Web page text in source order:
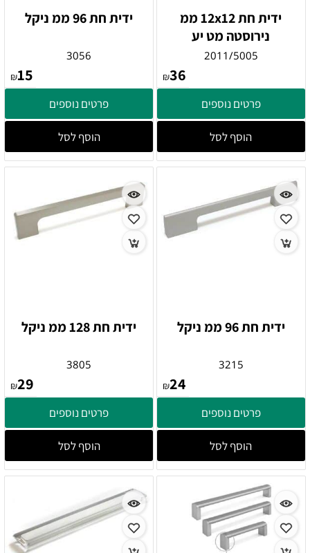
ידית חת 12x12 ממ
נירוסטה מט יע
2011/5005
₪36
פרטים נוספים
הוסף לסל
ידית חת 96 ממ ניקל
3056
₪15
פרטים נוספים
הוסף לסל
ידית חת 96 ממ ניקל
3215
₪24
פרטים נוספים
הוסף לסל
ידית חת 128 ממ ניקל
3805
₪29
פרטים נוספים
הוסף לסל